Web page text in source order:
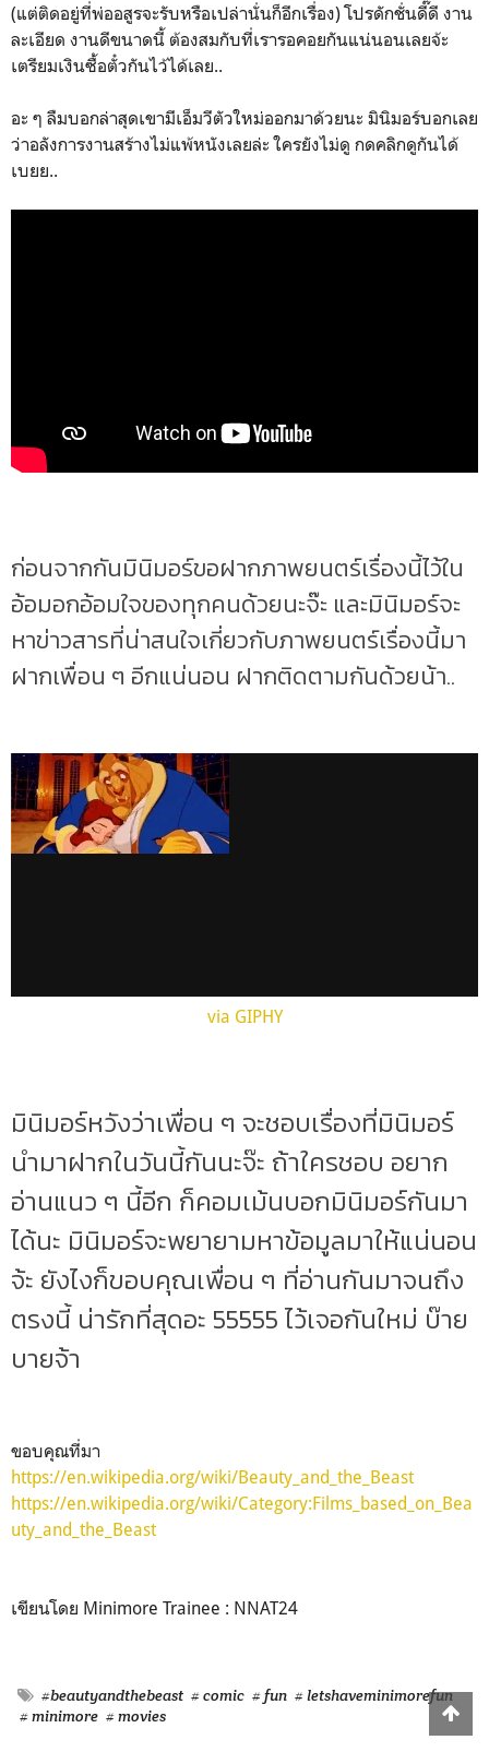
(แต่ติดอยู่ที่พ่ออสูรจะรับหรือเปล่านั่นก็อีกเรื่อง) โปรดักชั่นดี๊ดี งาน
ละเอียด งานดีขนาดนี้ ต้องสมกับที่เรารอคอยกันแน่นอนเลยจ้ะ
เตรียมเงินซื้อตั๋วกันไว้ได้เลย..
อะ ๆ ลืมบอกล่าสุดเขามีเอ็มวีตัวใหม่ออกมาด้วยนะ มินิมอร์บอกเลย
ว่าอลังการงานสร้างไม่แพ้หนังเลยล่ะ ใครยังไม่ดู กดคลิกดูกันได้
เบยย..
ก่อนจากกันมินิมอร์ขอฝากภาพยนตร์เรื่องนี้ไว้ใน
อ้อมอกอ้อมใจของทุกคนด้วยนะจ๊ะ และมินิมอร์จะ
หาข่าวสารที่น่าสนใจเกี่ยวกับภาพยนตร์เรื่องนี้มา
ฝากเพื่อน ๆ อีกแน่นอน ฝากติดตามกันด้วยน้า..
via GIPHY
มินิมอร์หวังว่าเพื่อน ๆ จะชอบเรื่องที่มินิมอร์
นำมาฝากในวันนี้กันนะจ๊ะ ถ้าใครชอบ อยาก
อ่านแนว ๆ นี้อีก ก็คอมเม้นบอกมินิมอร์กันมา
ได้นะ มินิมอร์จะพยายามหาข้อมูลมาให้แน่นอน
จ้ะ ยังไงก็ขอบคุณเพื่อน ๆ ที่อ่านกันมาจนถึง
ตรงนี้ น่ารักที่สุดอะ 55555 ไว้เจอกันใหม่ บ๊าย
บายจ้า
ขอบคุณที่มา
https://en.wikipedia.org/wiki/Beauty_and_the_Beast
https://en.wikipedia.org/wiki/Category:Films_based_on_Bea
uty_and_the_Beast
เขียนโดย Minimore Trainee : NNAT24
#beautyandthebeast # comic # fun # letshaveminimorefun
# minimore # movies